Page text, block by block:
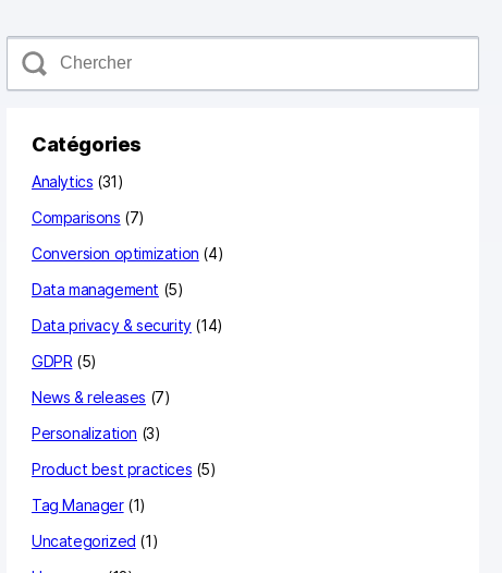
C
Catégories
Analytics (31)
Comparisons (7)
Conversion optimization (4)
Data management (5)
Data privacy & security(14)
GDPR (5)
News & releases (7)
Personalization (3)
Product best practices (5)
Tag Manager(1)
Uncategorized (1)